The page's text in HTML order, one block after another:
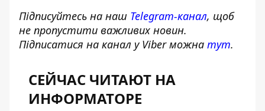
Підписуйтесь на наш Telegram-канал, щоб
не пропустити важливих новин.
Підписатися на канал у Viber можна тут.
СЕЙЧАС ЧИТАЮТ НА
ИНФОРМАТОРЕ